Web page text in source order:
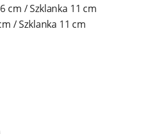
cm / Szklanka 11 cm
/ Szklanka 11 cm